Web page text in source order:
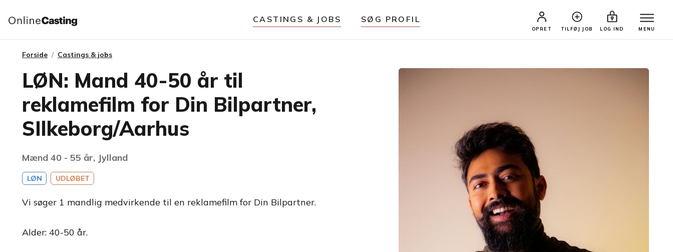
CASTINGS & JOBS SØG PROFIL
OPRET TILFØJ JOB LOG IND MENU
Forside Castings & jobs
LØN: Mand 40-50 år til
reklamefilm for Din Bilpartner,
SIlkeborg/Aarhus
Mænd 40 - 55 år, Jylland
LØN UDLØBET
Vi søger 1 mandlig medvirkende til en reklamefilm for Din Bilpartner.
Alder: 40-50 år.